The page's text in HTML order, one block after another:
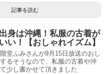
記事を読む
身は沖縄！私服の古着が
い！【おしゃれイズム】
堂ふみさんが9月15日放送のおし
るそうなので、私服の古着や沖
少し書かせて頂きました